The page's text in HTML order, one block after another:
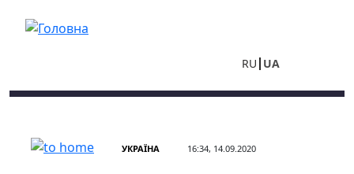
RU UA
УКРАЇНА 16:34, 14.09.2020